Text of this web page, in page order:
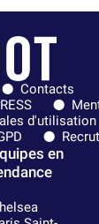
Contacts
d'utilisation
en